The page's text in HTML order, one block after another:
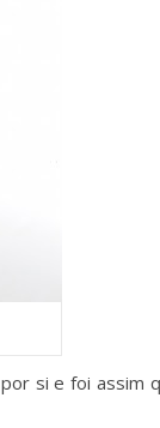
si e foi assim